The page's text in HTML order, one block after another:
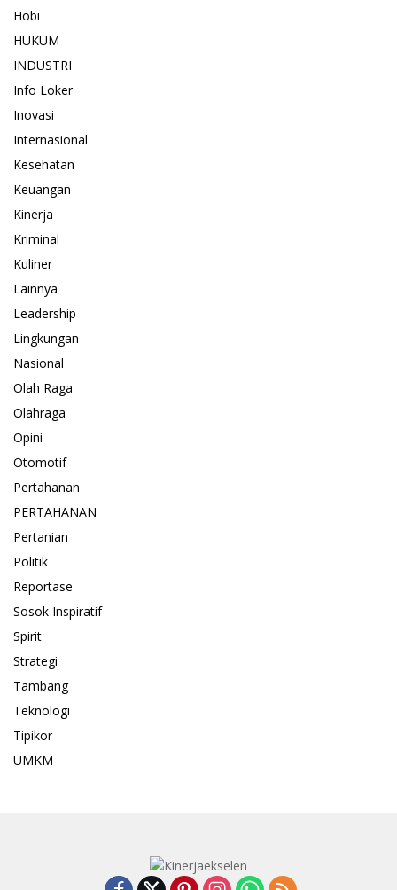
Hobi
HUKUM
INDUSTRI
Info Loker
Inovasi
Internasional
Kesehatan
Keuangan
Kinerja
Kriminal
Kuliner
Lainnya
Leadership
Lingkungan
Nasional
Olah Raga
Olahraga
Opini
Otomotif
Pertahanan
PERTAHANAN
Pertanian
Politik
Reportase
Sosok Inspiratif
Spirit
Strategi
Tambang
Teknologi
Tipikor
UMKM